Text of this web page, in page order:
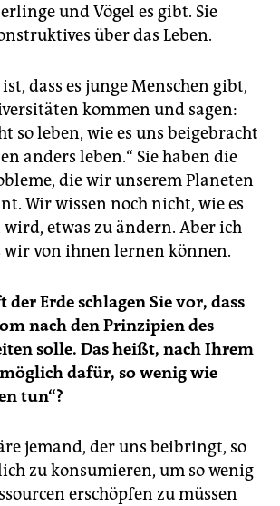
und Vögel es gibt. Sie
über das Leben.
dass es junge Menschen gibt,
kommen und sagen:
so leben, wie es uns beigebracht
anders leben.“ Sie haben die
die wir unserem Planeten
Wir wissen noch nicht, wie es
etwas zu ändern. Aber ich
wir von ihnen lernen können.
Erde schlagen Sie vor, dass
nach den Prinzipien des
solle. Das heißt, nach Ihrem
dafür, so wenig wie
tun“?
jemand, der uns beibringt, so
zu konsumieren, um so wenig
erschöpfen zu müssen